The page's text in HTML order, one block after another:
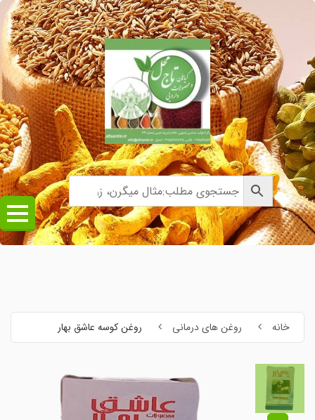
خانه روغن های درمانی روغن کوسه عاشق بهار